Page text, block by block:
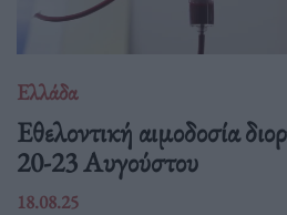
Ελλάδα
Eθελοντική αιμοδοσία
20-23 Αυγούστου
18.08.25